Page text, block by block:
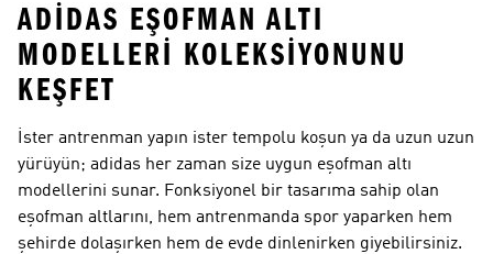
ADIDAS EŞOFMAN ALTI
MODELLERI KOLEKSIYONUNU
KEŞFET
İster antrenman yapın ister tempolu koşun ya da uzun uzun
yürüyün; adidas her zaman size uygun eşofman altı
modellerini sunar. Fonksiyonel bir tasarıma sahip olan
eşofman altlarını, hem antrenmanda spor yaparken hem
şehirde dolaşırken hem de evde dinlenirken giyebilirsiniz.